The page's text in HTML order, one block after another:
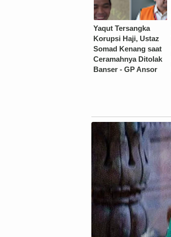
Yaqut Tersangka
Korupsi Haji, Ustaz
Somad Kenang saat
Ceramahnya Ditolak
Banser - GP Ansor